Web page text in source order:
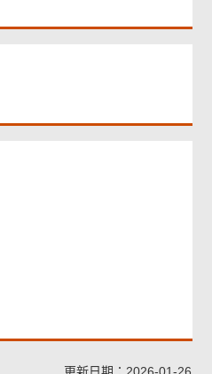
更新日期：2026-01-26